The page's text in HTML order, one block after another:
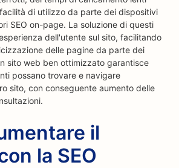
di utilizzo da parte dei dispositivi
SEO on-page. La soluzione di questi
dell'utente sul sito, facilitando
delle pagine da parte dei
sito web ben ottimizzato garantisce
possano trovare e navigare
sito, con conseguente aumento delle
il
la SEO